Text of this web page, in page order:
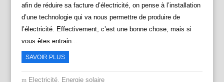
afin de réduire sa facture d’électricité, on pense à l’installation
d’une technologie qui va nous permettre de produire de
l’électricité. Effectivement, c’est une bonne chose, mais si
vous êtes entrain…
SAVOIR PLUS
Electricité, Energie solaire